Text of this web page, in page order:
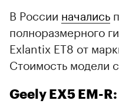
В России начались
полноразмерного
Exlantix ET8 от
Стоимость модели
Geely EX5 EM-